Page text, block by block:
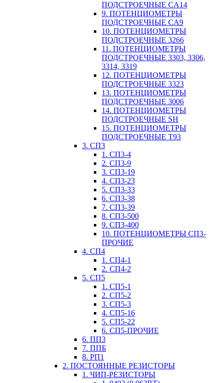
ПОДСТРОЕЧНЫЕ CA14
9. ПОТЕНЦИОМЕТРЫ
ПОДСТРОЕЧНЫЕ CA9
10. ПОТЕНЦИОМЕТРЫ
ПОДСТРОЕЧНЫЕ 3266
11. ПОТЕНЦИОМЕТРЫ
ПОДСТРОЕЧНЫЕ 3303, 3306,
3314, 3319
12. ПОТЕНЦИОМЕТРЫ
ПОДСТРОЕЧНЫЕ 3323
13. ПОТЕНЦИОМЕТРЫ
ПОДСТРОЕЧНЫЕ 3006
14. ПОТЕНЦИОМЕТРЫ
ПОДСТРОЕЧНЫЕ SH
15. ПОТЕНЦИОМЕТРЫ
ПОДСТРОЕЧНЫЕ Т93
3. СП3
1. СП3-4
2. СП3-9
3. СП3-19
4. СП3-23
5. СП3-33
6. СП3-38
7. СП3-39
8. СП3-500
9. СП3-400
10. ПОТЕНЦИОМЕТРЫ СП3-
ПРОЧИЕ
4. СП4
1. СП4-1
2. СП4-2
5. СП5
1. СП5-1
2. СП5-2
3. СП5-3
4. СП5-16
5. СП5-22
6. СП5-ПРОЧИЕ
6. ПП3
7. ППБ
8. РП1
2. ПОСТОЯННЫЕ РЕЗИСТОРЫ
1. ЧИП-РЕЗИСТОРЫ